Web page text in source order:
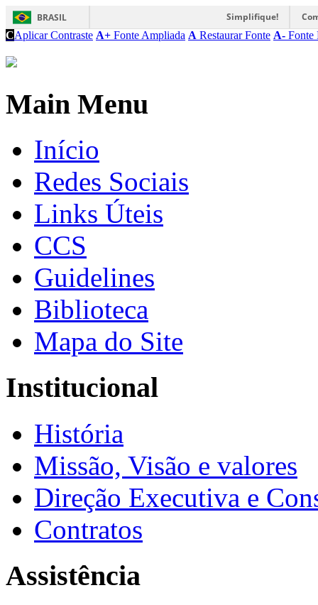
BRASIL Simplifique!
CAplicar Contraste A+ Fonte Ampliada A Restaurar Fonte A- Fonte
Main Menu
Início
Redes Sociais
Links Úteis
CCS
Guidelines
Biblioteca
Mapa do Site
Institucional
História
Missão, Visão e valores
Direção Executiva e
Contratos
Assistência